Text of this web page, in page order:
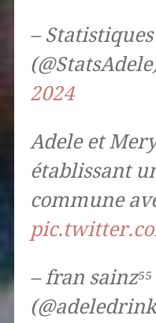
– Statistiques
2024
Adele et
établissant
commune
– fran sainz⁵⁵